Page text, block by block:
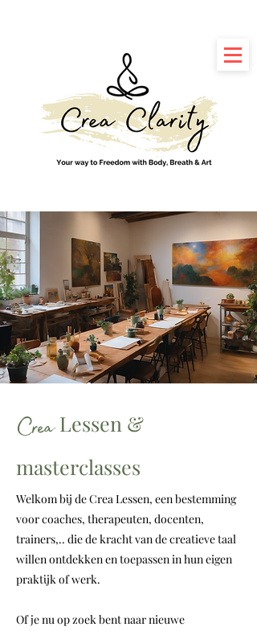
Crea Lessen &
masterclasses
Welkom bij de Crea Lessen, een bestemming
voor coaches, therapeuten, docenten,
trainers,.. die de kracht van de creatieve taal
willen ontdekken en toepassen in hun eigen
praktijk of werk.
Of je nu op zoek bent naar nieuwe